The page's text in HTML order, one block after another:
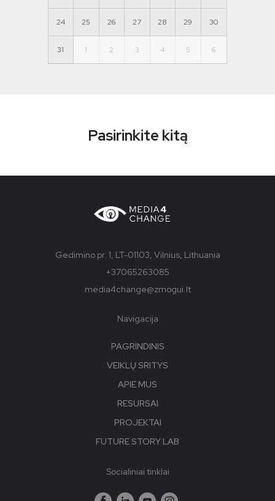
24 25 26 27 28 29 30
31 1 2 3 4 5 6
Pasirinkite kitą
Gedimino pr. 1, LT-01103, Vilnius, Lithuania
+37065263085
media4change@zmogui.lt
Navigacija
PAGRINDINIS
VEIKLŲ SRITYS
APIE MUS
RESURSAI
PROJEKTAI
FUTURE STORY LAB
Socialiniai tinklai